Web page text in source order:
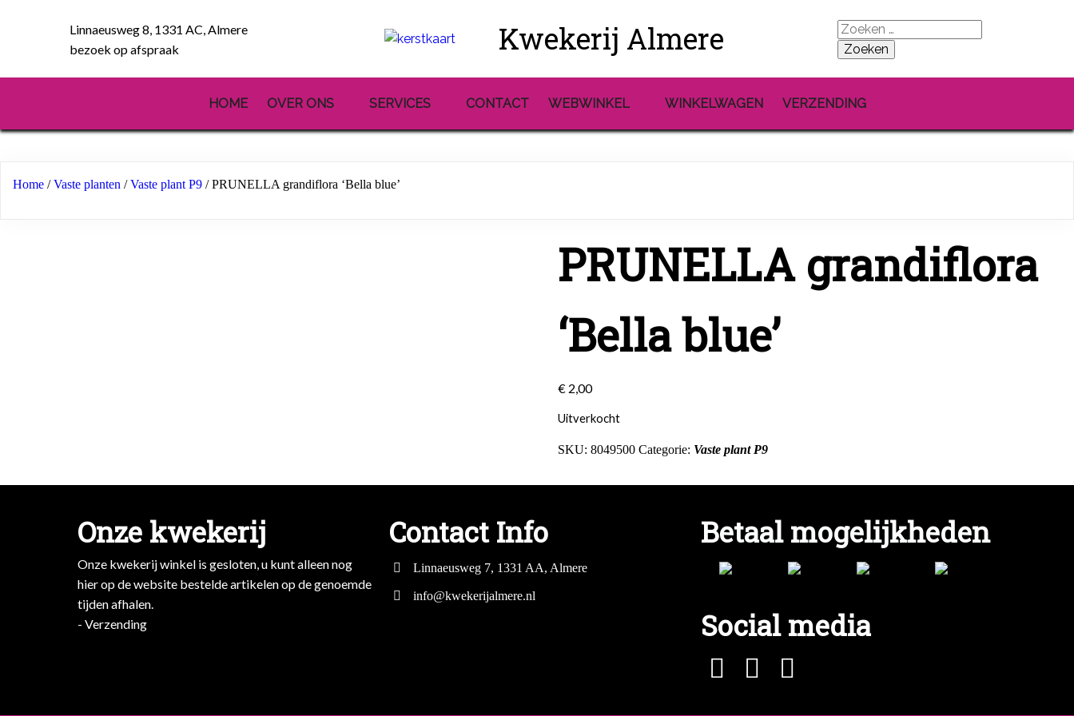
Linnaeusweg 8, 1331 AC, Almere
bezoek op afspraak
Kwekerij Almere
Zoeken
naar:
HOME OVER ONS SERVICES CONTACT WEBWINKEL WINKELWAGEN VERZENDING
Home /Vaste planten /Vaste plant P9 / PRUNELLA grandiflora ‘Bella blue’
PRUNELLA grandiflora
‘Bella blue’
€ 2,00
Uitverkocht
SKU:8049500 Categorie: Vaste plant P9
Onze kwekerij
Onze kwekerij winkel is gesloten, u kunt alleen nog
hier op de website bestelde artikelen op de genoemde
tijden afhalen.
- Verzending
Contact Info
Linnaeusweg 7, 1331 AA, Almere
info@kwekerijalmere.nl
Betaal mogelijkheden
Social media